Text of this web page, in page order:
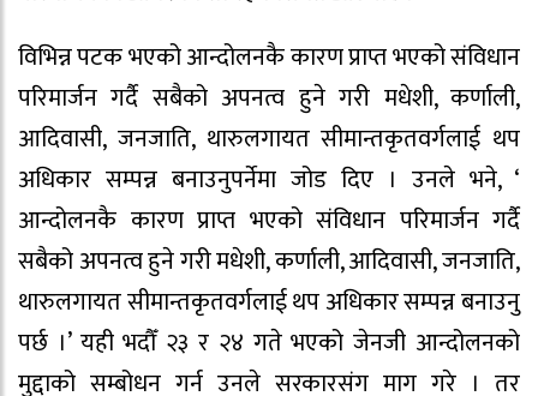
विभिन्न पटक भएको आन्दोलनकै कारण प्राप्त भएको संविधान
परिमार्जन गर्दै सबैको अपनत्व हुने गरी मधेशी, कर्णाली,
आदिवासी, जनजाति, थारुलगायत सीमान्तकृतवर्गलाई थप
अधिकार सम्पन्न बनाउनुपर्नेमा जोड दिए । उनले भने, ‘
आन्दोलनकै कारण प्राप्त भएको संविधान परिमार्जन गर्दै
सबैको अपनत्व हुने गरी मधेशी, कर्णाली, आदिवासी, जनजाति,
थारुलगायत सीमान्तकृतवर्गलाई थप अधिकार सम्पन्न बनाउनु
पर्छ ।’ यही भदौँ २३ र २४ गते भएको जेनजी आन्दोलनको
मुद्दाको सम्बोधन गर्न उनले सरकारसंग माग गरे । तर